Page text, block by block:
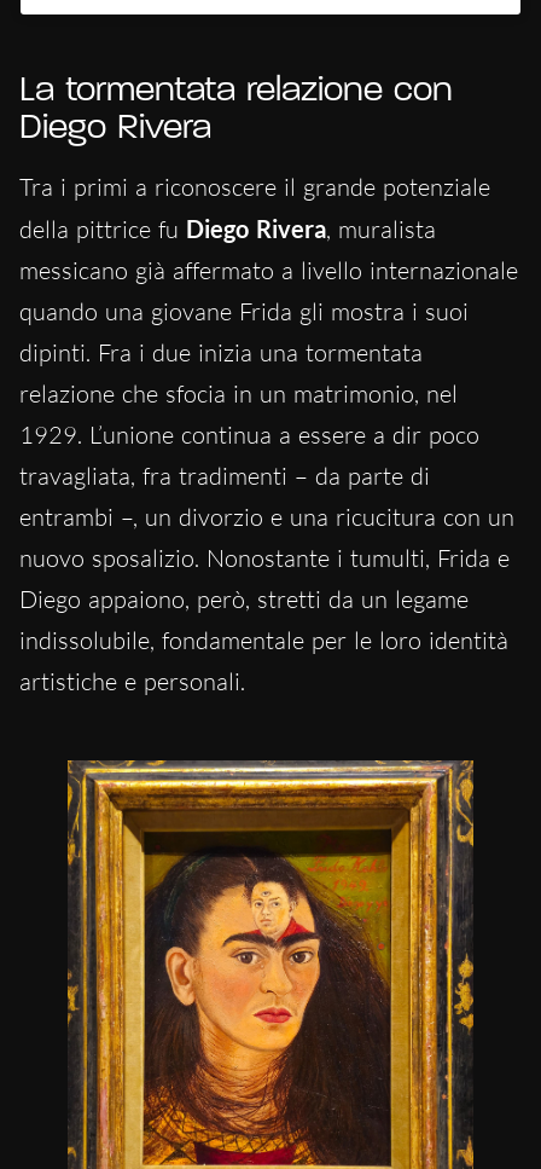
La tormentata relazione con
Diego Rivera
Tra i primi a riconoscere il grande potenziale
della pittrice fu Diego Rivera, muralista
messicano già affermato a livello internazionale
quando una giovane Frida gli mostra i suoi
dipinti. Fra i due inizia una tormentata
relazione che sfocia in un matrimonio, nel
1929. L’unione continua a essere a dir poco
travagliata, fra tradimenti – da parte di
entrambi –, un divorzio e una ricucitura con un
nuovo sposalizio. Nonostante i tumulti, Frida e
Diego appaiono, però, stretti da un legame
indissolubile, fondamentale per le loro identità
artistiche e personali.